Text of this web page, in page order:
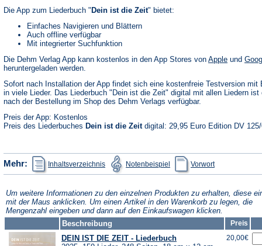
Die App zum Liederbuch " Dein ist die Zeit" bietet:
Einfaches Navigieren und Blättern
Auch offline verfügbar
Mit integrierter Suchfunktion
Die Dehm Verlag App kann kostenlos in den App Stores von Apple(Öffnet
neuen
Tab)
und
heruntergeladen werden.
Sofort nach Installation der App findet sich eine kostenfreie Testversion mit
in viele Lieder. Das Liederbuch "Dein ist die Zeit" digital mit allen Liedern ist
nach der Bestellung im Shop des Dehm Verlags verfügbar.
Preis der App: Kostenlos
Preis des Liederbuches Dein ist die Zeitdigital: 29,95 Euro Edition DV
Mehr: Inhaltsverzeichnis
(Öffnet
in
einem
Tab)
Notenbeispiel
(Öffnet
in
einem
Tab)
Vorwortin
einem
Tab)
Um weitere Informationen zu den einzelnen Produkten zu erhalten, diese
mit der Maus anklicken. Um einen Artikel in den Warenkorb zu legen, die
Mengenzahl eingeben und dann auf den Einkaufswagen klicken.
Beschreibung
Preis
DEIN IST DIE ZEIT - Liederbuch
20,00€